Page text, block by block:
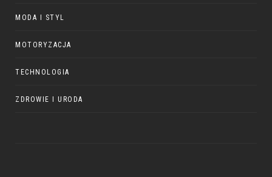
MODA I STYL
MOTORYZACJA
TECHNOLOGIA
ZDROWIE I URODA